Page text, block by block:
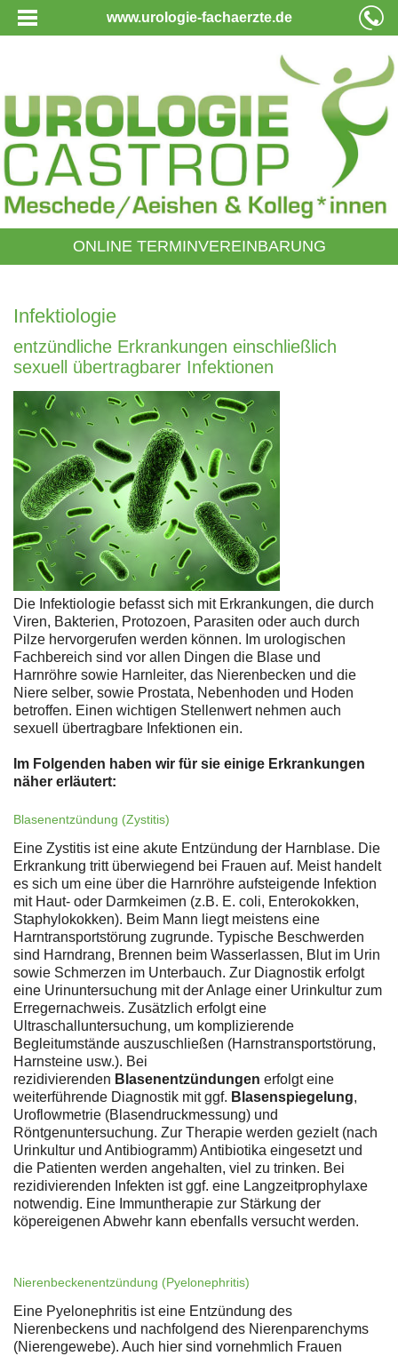
www.urologie-fachaerzte.de
ONLINE TERMINVEREINBARUNG
Infektiologie
entzündliche Erkrankungen einschließlich
sexuell übertragbarer Infektionen
Die Infektiologie befasst sich mit Erkrankungen, die durch
Viren, Bakterien, Protozoen, Parasiten oder auch durch
Pilze hervorgerufen werden können. Im urologischen
Fachbereich sind vor allen Dingen die Blase und
Harnröhre sowie Harnleiter, das Nierenbecken und die
Niere selber, sowie Prostata, Nebenhoden und Hoden
betroffen. Einen wichtigen Stellenwert nehmen auch
sexuell übertragbare Infektionen ein.
Im Folgenden haben wir für sie einige Erkrankungen
näher erläutert:
Blasenentzündung (Zystitis)
Eine Zystitis ist eine akute Entzündung der Harnblase. Die
Erkrankung tritt überwiegend bei Frauen auf. Meist handelt
es sich um eine über die Harnröhre aufsteigende Infektion
mit Haut- oder Darmkeimen (z.B. E. coli, Enterokokken,
Staphylokokken). Beim Mann liegt meistens eine
Harntransportstörung zugrunde. Typische Beschwerden
sind Harndrang, Brennen beim Wasserlassen, Blut im Urin
sowie Schmerzen im Unterbauch. Zur Diagnostik erfolgt
eine Urinuntersuchung mit der Anlage einer Urinkultur zum
Erregernachweis. Zusätzlich erfolgt eine
Ultraschalluntersuchung, um komplizierende
Begleitumstände auszuschließen (Harnstransportstörung,
Harnsteine usw.). Bei
rezidivierenden Blasenentzündungen erfolgt eine
weiterführende Diagnostik mit ggf. Blasenspiegelung,
Uroflowmetrie (Blasendruckmessung) und
Röntgenuntersuchung. Zur Therapie werden gezielt (nach
Urinkultur und Antibiogramm) Antibiotika eingesetzt und
die Patienten werden angehalten, viel zu trinken. Bei
rezidivierenden Infekten ist ggf. eine Langzeitprophylaxe
notwendig. Eine Immuntherapie zur Stärkung der
köpereigenen Abwehr kann ebenfalls versucht werden.
Nierenbeckenentzündung (Pyelonephritis)
Eine Pyelonephritis ist eine Entzündung des
Nierenbeckens und nachfolgend des Nierenparenchyms
(Nierengewebe). Auch hier sind vornehmlich Frauen